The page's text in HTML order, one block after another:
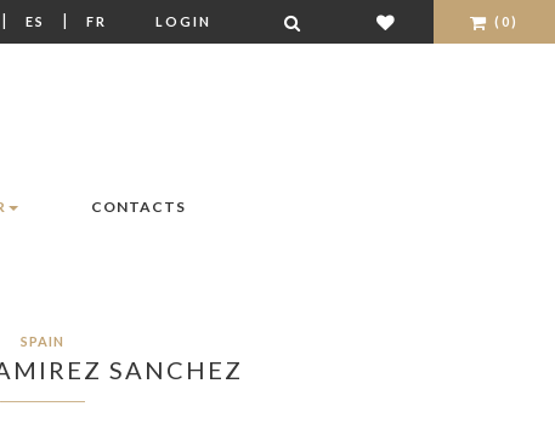
| ES | FR LOGIN (0)
CONTACTS
SPAIN
SANCHEZ